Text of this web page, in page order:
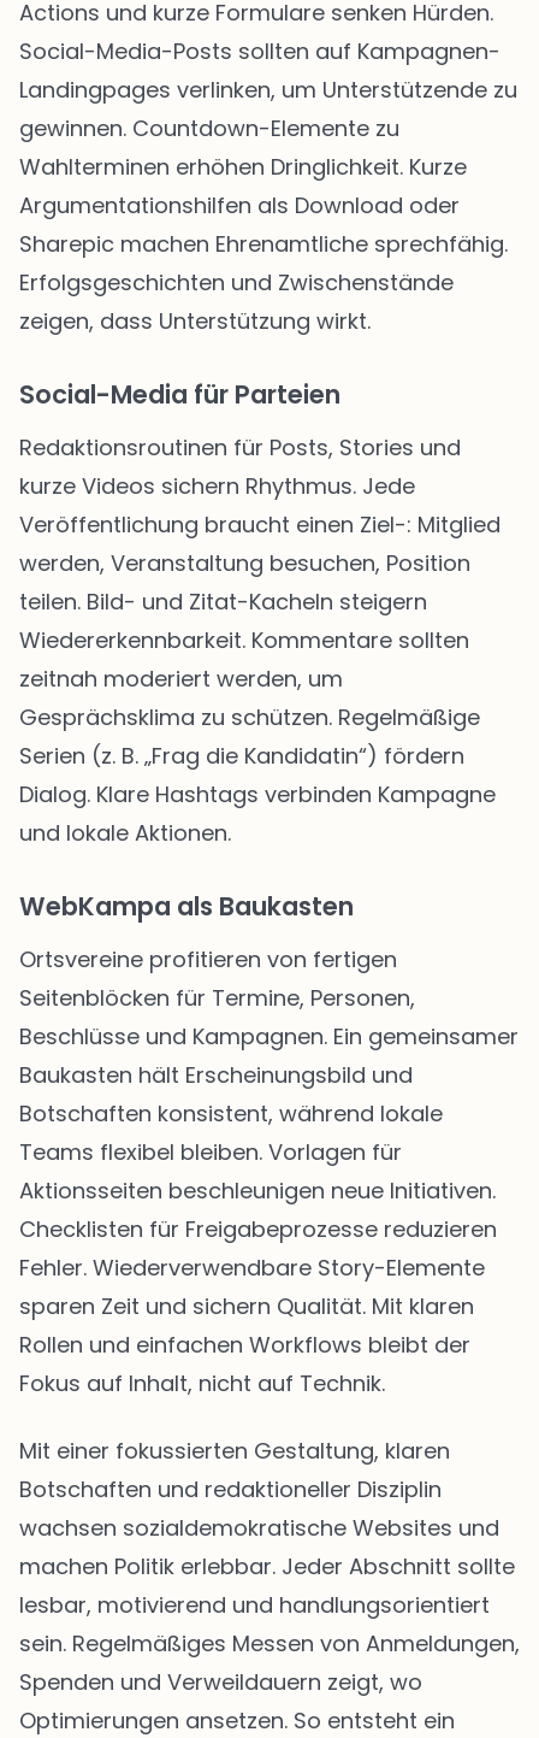
Actions und kurze Formulare senken Hürden.
Social-Media-Posts sollten auf Kampagnen-
Landingpages verlinken, um Unterstützende zu
gewinnen. Countdown-Elemente zu
Wahlterminen erhöhen Dringlichkeit. Kurze
Argumentationshilfen als Download oder
Sharepic machen Ehrenamtliche sprechfähig.
Erfolgsgeschichten und Zwischenstände
zeigen, dass Unterstützung wirkt.
Social-Media für Parteien
Redaktionsroutinen für Posts, Stories und
kurze Videos sichern Rhythmus. Jede
Veröffentlichung braucht einen Ziel-: Mitglied
werden, Veranstaltung besuchen, Position
teilen. Bild- und Zitat-Kacheln steigern
Wiedererkennbarkeit. Kommentare sollten
zeitnah moderiert werden, um
Gesprächsklima zu schützen. Regelmäßige
Serien (z. B. „Frag die Kandidatin“) fördern
Dialog. Klare Hashtags verbinden Kampagne
und lokale Aktionen.
WebKampa als Baukasten
Ortsvereine profitieren von fertigen
Seitenblöcken für Termine, Personen,
Beschlüsse und Kampagnen. Ein gemeinsamer
Baukasten hält Erscheinungsbild und
Botschaften konsistent, während lokale
Teams flexibel bleiben. Vorlagen für
Aktionsseiten beschleunigen neue Initiativen.
Checklisten für Freigabeprozesse reduzieren
Fehler. Wiederverwendbare Story-Elemente
sparen Zeit und sichern Qualität. Mit klaren
Rollen und einfachen Workflows bleibt der
Fokus auf Inhalt, nicht auf Technik.
Mit einer fokussierten Gestaltung, klaren
Botschaften und redaktioneller Disziplin
wachsen sozialdemokratische Websites und
machen Politik erlebbar. Jeder Abschnitt sollte
lesbar, motivierend und handlungsorientiert
sein. Regelmäßiges Messen von Anmeldungen,
Spenden und Verweildauern zeigt, wo
Optimierungen ansetzen. So entsteht ein